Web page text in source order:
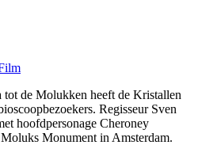
tot de Molukken heeft de Kristallen
Regisseur Sven
hoofdpersonage Cheroney
Monument in Amsterdam.